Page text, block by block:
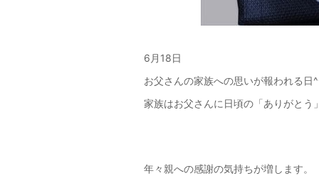
6月18日
お父さんの家族への思いが報われる日
家族はお父さんに日頃の「ありがとう
年々親への感謝の気持ちが増します。